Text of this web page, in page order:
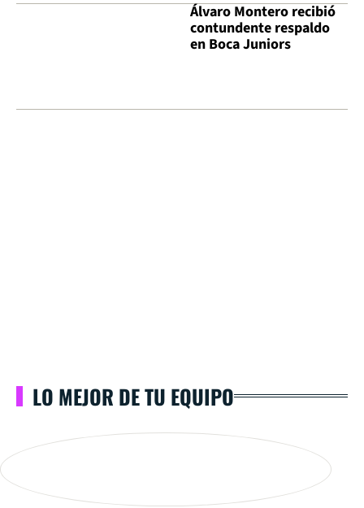
Álvaro Montero recibió
contundente respaldo
en Boca Juniors
LO MEJOR DE TU EQUIPO